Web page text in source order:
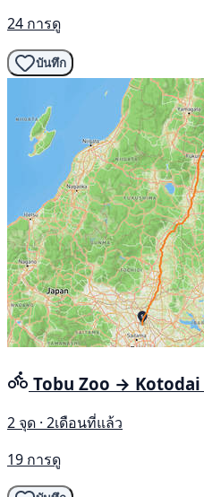
24 การดู
บันทึก
Tobu Zoo → Kotodai
2 จุด · 2เดือนที่แล้ว
19 การดู